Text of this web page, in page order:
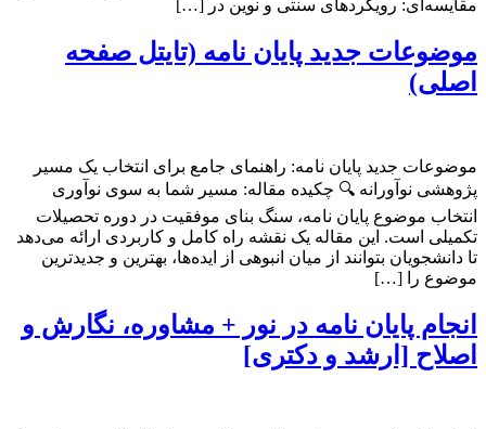
مقایسه‌ای: رویکردهای سنتی و نوین در […]
موضوعات جدید پایان نامه (تایتل صفحه
اصلی)
موضوعات جدید پایان نامه: راهنمای جامع برای انتخاب یک مسیر
پژوهشی نوآورانه 🔍 چکیده مقاله: مسیر شما به سوی نوآوری
انتخاب موضوع پایان نامه، سنگ بنای موفقیت در دوره تحصیلات
تکمیلی است. این مقاله یک نقشه راه کامل و کاربردی ارائه می‌دهد
تا دانشجویان بتوانند از میان انبوهی از ایده‌ها، بهترین و جدیدترین
موضوع را […]
انجام پایان نامه در نور + مشاوره، نگارش و
اصلاح [ارشد و دکتری]